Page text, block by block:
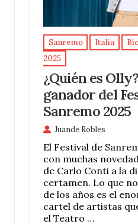
Sanremo Italia
2025
¿Quién es
ganador del
Sanremo 2025
Juande Robles
El Festival de
con muchas
de Carlo Conti a la
certamen. Lo que
de los años es el
cartel de artistas
el Teatro …